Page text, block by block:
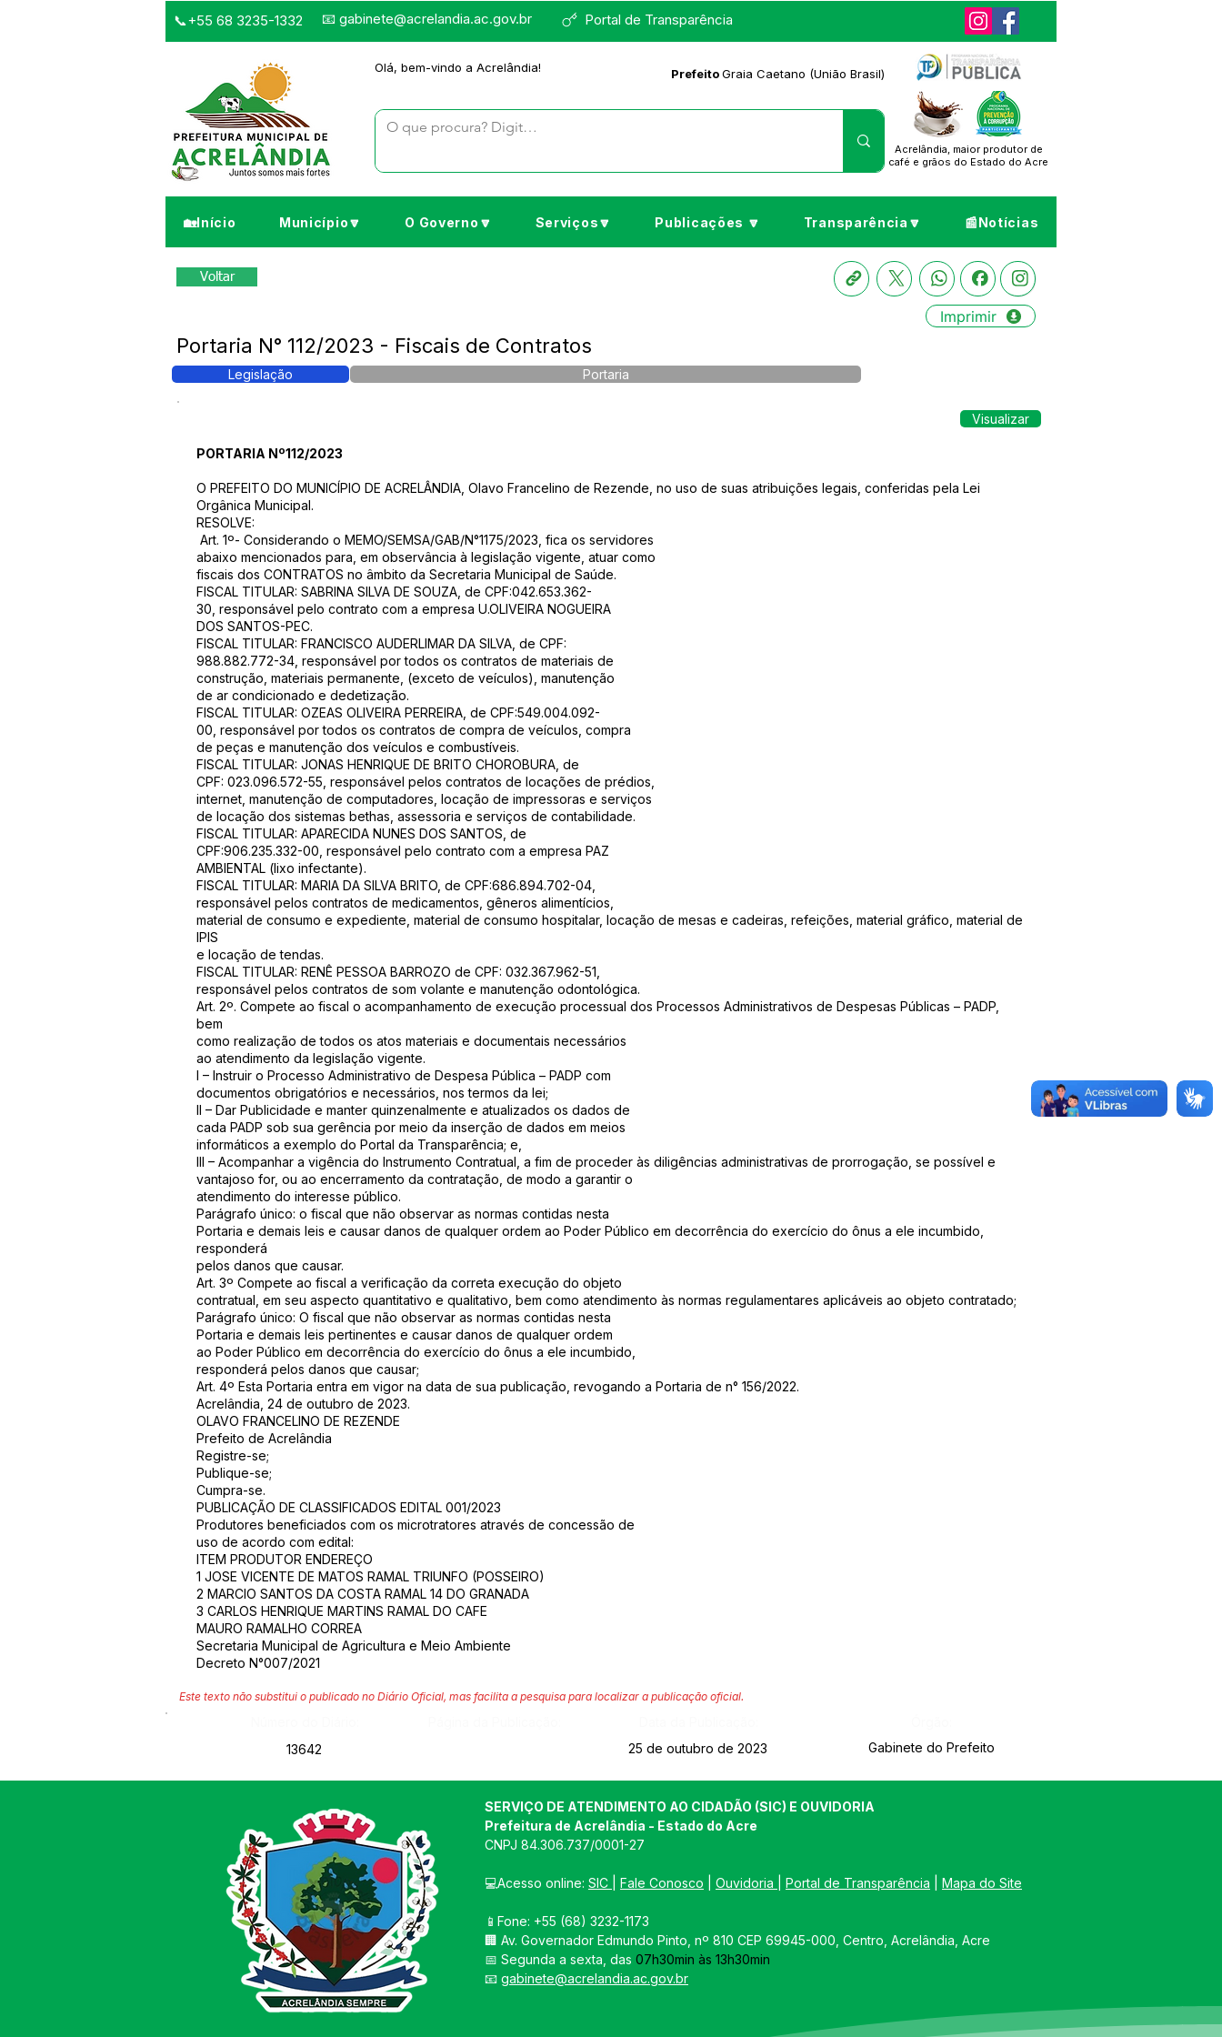
Portal de Transparência
📞+55 68 3235-1332 📧 gabinete@acrelandia.ac.gov.br
Olá, bem-vindo a Acrelândia! PrefeitoGraia Caetano (União Brasil)
Acrelândia, maior produtor de
café e grãos do Estado do Acre
🏡Início Município🔽 O Governo🔽 Serviços🔽 Publicações 🔽 Transparência🔽 📰Notícias
Voltar
Imprimir
Portaria N° 112/2023 - Fiscais de Contratos
Legislação Portaria
Visualizar
PORTARIA Nº112/2023
O PREFEITO DO MUNICÍPIO DE ACRELÂNDIA, Olavo Francelino de Rezende, no uso de suas atribuições legais, conferidas pela Lei
Orgânica Municipal.
RESOLVE:
Art. 1º- Considerando o MEMO/SEMSA/GAB/N°1175/2023, fica os servidores
abaixo mencionados para, em observância à legislação vigente, atuar como
fiscais dos CONTRATOS no âmbito da Secretaria Municipal de Saúde.
FISCAL TITULAR: SABRINA SILVA DE SOUZA, de CPF:042.653.362-
30, responsável pelo contrato com a empresa U.OLIVEIRA NOGUEIRA
DOS SANTOS-PEC.
FISCAL TITULAR: FRANCISCO AUDERLIMAR DA SILVA, de CPF:
988.882.772-34, responsável por todos os contratos de materiais de
construção, materiais permanente, (exceto de veículos), manutenção
de ar condicionado e dedetização.
FISCAL TITULAR: OZEAS OLIVEIRA PERREIRA, de CPF:549.004.092-
00, responsável por todos os contratos de compra de veículos, compra
de peças e manutenção dos veículos e combustíveis.
FISCAL TITULAR: JONAS HENRIQUE DE BRITO CHOROBURA, de
CPF: 023.096.572-55, responsável pelos contratos de locações de prédios,
internet, manutenção de computadores, locação de impressoras e serviços
de locação dos sistemas bethas, assessoria e serviços de contabilidade.
FISCAL TITULAR: APARECIDA NUNES DOS SANTOS, de
CPF:906.235.332-00, responsável pelo contrato com a empresa PAZ
AMBIENTAL (lixo infectante).
FISCAL TITULAR: MARIA DA SILVA BRITO, de CPF:686.894.702-04,
responsável pelos contratos de medicamentos, gêneros alimentícios,
material de consumo e expediente, material de consumo hospitalar, locação de mesas e cadeiras, refeições, material gráfico, material de
IPIS
e locação de tendas.
FISCAL TITULAR: RENÊ PESSOA BARROZO de CPF: 032.367.962-51,
responsável pelos contratos de som volante e manutenção odontológica.
Art. 2º. Compete ao fiscal o acompanhamento de execução processual dos Processos Administrativos de Despesas Públicas – PADP,
bem
como realização de todos os atos materiais e documentais necessários
ao atendimento da legislação vigente.
I – Instruir o Processo Administrativo de Despesa Pública – PADP com
documentos obrigatórios e necessários, nos termos da lei;
II – Dar Publicidade e manter quinzenalmente e atualizados os dados de
cada PADP sob sua gerência por meio da inserção de dados em meios
informáticos a exemplo do Portal da Transparência; e,
III – Acompanhar a vigência do Instrumento Contratual, a fim de proceder às diligências administrativas de prorrogação, se possível e
vantajoso for, ou ao encerramento da contratação, de modo a garantir o
atendimento do interesse público.
Parágrafo único: o fiscal que não observar as normas contidas nesta
Portaria e demais leis e causar danos de qualquer ordem ao Poder Público em decorrência do exercício do ônus a ele incumbido,
responderá
pelos danos que causar.
Art. 3º Compete ao fiscal a verificação da correta execução do objeto
contratual, em seu aspecto quantitativo e qualitativo, bem como atendimento às normas regulamentares aplicáveis ao objeto contratado;
Parágrafo único: O fiscal que não observar as normas contidas nesta
Portaria e demais leis pertinentes e causar danos de qualquer ordem
ao Poder Público em decorrência do exercício do ônus a ele incumbido,
responderá pelos danos que causar;
Art. 4º Esta Portaria entra em vigor na data de sua publicação, revogando a Portaria de n° 156/2022.
Acrelândia, 24 de outubro de 2023.
OLAVO FRANCELINO DE REZENDE
Prefeito de Acrelândia
Registre-se;
Publique-se;
Cumpra-se.
PUBLICAÇÃO DE CLASSIFICADOS EDITAL 001/2023
Produtores beneficiados com os microtratores através de concessão de
uso de acordo com edital:
ITEM PRODUTOR ENDEREÇO
1 JOSE VICENTE DE MATOS RAMAL TRIUNFO (POSSEIRO)
2 MARCIO SANTOS DA COSTA RAMAL 14 DO GRANADA
3 CARLOS HENRIQUE MARTINS RAMAL DO CAFE
MAURO RAMALHO CORREA
Secretaria Municipal de Agricultura e Meio Ambiente
Decreto N°007/2021
Este texto não substitui o publicado no Diário Oficial, mas facilita a pesquisa para localizar a publicação oficial.
13642
25 de outubro de 2023 Gabinete do Prefeito
SERVIÇO DE ATENDIMENTO AO CIDADÃO (SIC) E OUVIDORIA
Prefeitura de Acrelândia - Estado do Acre
CNPJ 84.306.737/0001-27
💻Acesso online: SIC Fale Conosco Ouvidoria Portal de Transparência Mapa do Site
📱Fone: +55 (68) 3232-1173
🏢 Av. Governador Edmundo Pinto, nº 810 CEP 69945-000, Centro, Acrelândia, Acre
📅 Segunda a sexta, das 07h30min às 13h30min
📧 gabinete@acrelandia.ac.gov.br